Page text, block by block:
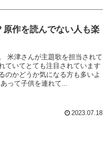
原作を読んでない人も楽
米津さんが主題歌を担当されて
ていてとても注目されています
のかどうか気になる方も多いよ
って子供を連れて...
2023.07.18